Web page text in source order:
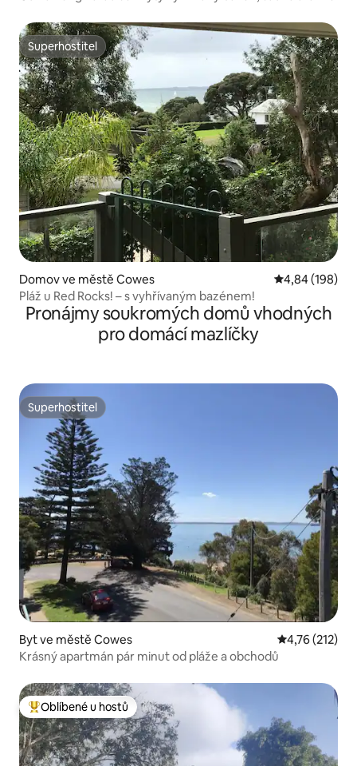
Superhostitel
Superhostitel
Domov ve městě Cowes Průměrné
4,84 (198)
Pláž u Red Rocks! – s vyhřívaným bazénem!
Pronájmy soukromých domů vhodných
pro domácí mazlíčky
Superhostitel
Superhostitel
Byt ve městě Cowes Průměrné
4,76 (212)
Krásný apartmán pár minut od pláže a obchodů
Nejlepší v kategorii Oblíbené u hostů
Oblíbené u hostů